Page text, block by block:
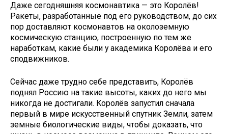
Даже сегодняшняя космонавтика — это Королёв!
Ракеты, разработанные под его руководством, до сих
пор доставляют космонавтов на околоземную
космическую станцию, построенную по тем же
наработкам, какие были у академика Королёва и его
сподвижников.
Сейчас даже трудно себе представить, Королёв
поднял Россию на такие высоты, каких до него мы
никогда не достигали. Королёв запустил сначала
первый в мире искусственный спутник Земли, затем
земные биологические виды, чтобы доказать, что